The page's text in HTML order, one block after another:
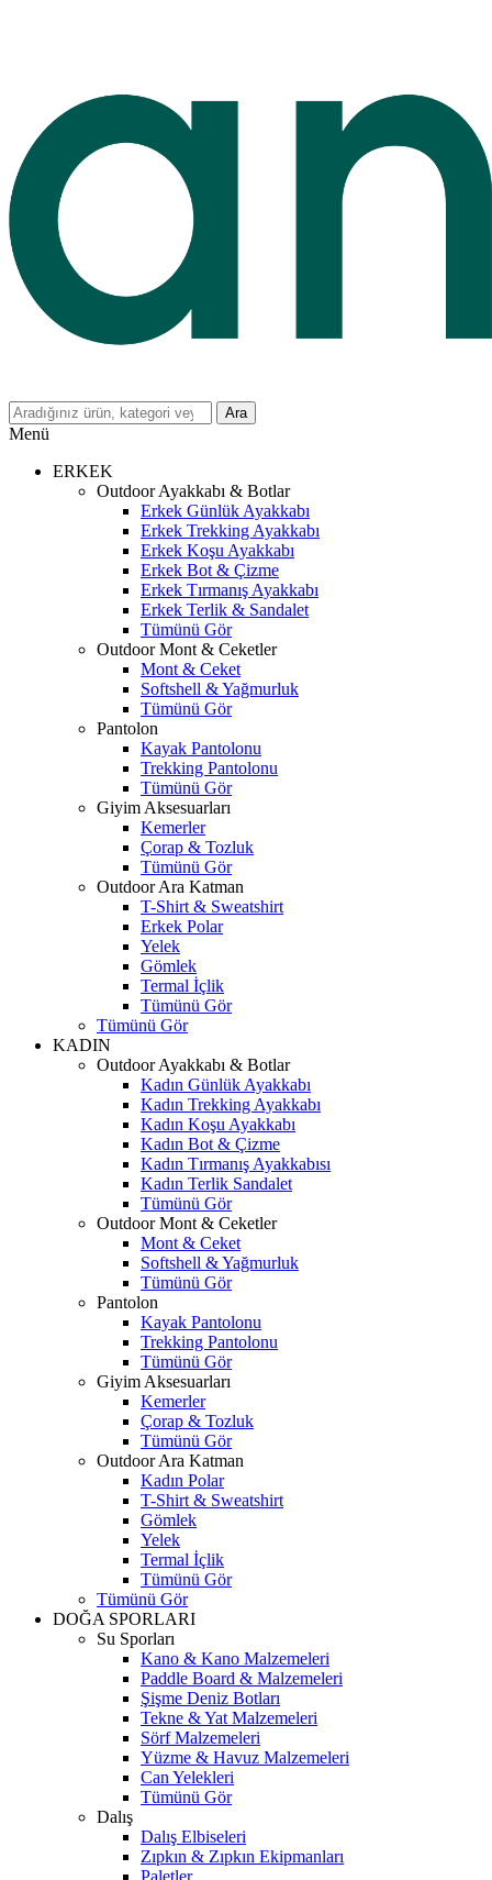
Ara
Menü
ERKEK
Outdoor Ayakkabı & Botlar
Erkek Günlük Ayakkabı
Erkek Trekking Ayakkabı
Erkek Koşu Ayakkabı
Erkek Bot & Çizme
Erkek Tırmanış Ayakkabı
Erkek Terlik & Sandalet
Tümünü Gör
Outdoor Mont & Ceketler
Mont & Ceket
Softshell & Yağmurluk
Tümünü Gör
Pantolon
Kayak Pantolonu
Trekking Pantolonu
Tümünü Gör
Giyim Aksesuarları
Kemerler
Çorap & Tozluk
Tümünü Gör
Outdoor Ara Katman
T-Shirt & Sweatshirt
Erkek Polar
Yelek
Gömlek
Termal İçlik
Tümünü Gör
Tümünü Gör
KADIN
Outdoor Ayakkabı & Botlar
Kadın Günlük Ayakkabı
Kadın Trekking Ayakkabı
Kadın Koşu Ayakkabı
Kadın Bot & Çizme
Kadın Tırmanış Ayakkabısı
Kadın Terlik Sandalet
Tümünü Gör
Outdoor Mont & Ceketler
Mont & Ceket
Softshell & Yağmurluk
Tümünü Gör
Pantolon
Kayak Pantolonu
Trekking Pantolonu
Tümünü Gör
Giyim Aksesuarları
Kemerler
Çorap & Tozluk
Tümünü Gör
Outdoor Ara Katman
Kadın Polar
T-Shirt & Sweatshirt
Gömlek
Yelek
Termal İçlik
Tümünü Gör
Tümünü Gör
DOĞA SPORLARI
Su Sporları
Kano & Kano Malzemeleri
Paddle Board & Malzemeleri
Şişme Deniz Botları
Tekne & Yat Malzemeleri
Sörf Malzemeleri
Yüzme & Havuz Malzemeleri
Can Yelekleri
Tümünü Gör
Dalış
Dalış Elbiseleri
Zıpkın & Zıpkın Ekipmanları
Paletler